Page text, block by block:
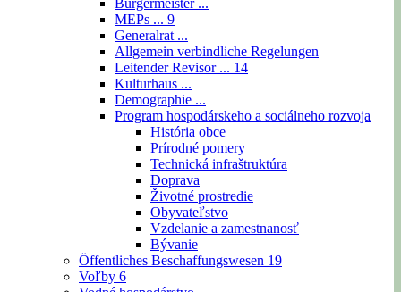
Bürgermeister ...
MEPs ... 9
Generalrat ...
Allgemein verbindliche Regelungen
Leitender Revisor ... 14
Kulturhaus ...
Demographie ...
Program hospodárskeho a sociálneho rozvoja
História obce
Prírodné pomery
Technická infraštruktúra
Doprava
Životné prostredie
Obyvateľstvo
Vzdelanie a zamestnanosť
Bývanie
Öffentliches Beschaffungswesen 19
Voľby 6